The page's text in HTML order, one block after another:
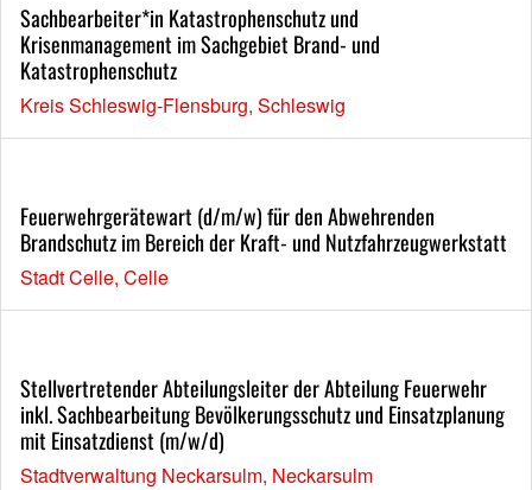
Sachbearbeiter*in Katastrophenschutz und
Krisenmanagement im Sachgebiet Brand- und
Katastrophenschutz
Kreis Schleswig-Flensburg, Schleswig
Feuerwehrgerätewart (d/m/w) für den Abwehrenden
Brandschutz im Bereich der Kraft- und Nutzfahrzeugwerkstatt
Stadt Celle, Celle
Stellvertretender Abteilungsleiter der Abteilung Feuerwehr
inkl. Sachbearbeitung Bevölkerungsschutz und Einsatzplanung
mit Einsatzdienst (m/w/d)
Stadtverwaltung Neckarsulm, Neckarsulm